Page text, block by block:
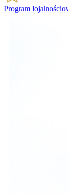
Program